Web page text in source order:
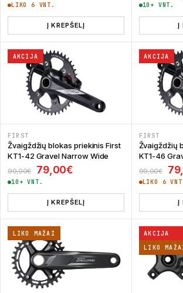
LIKO 6 VNT.
Į KREPŠELĮ
10+ VNT.
Į
AKCIJA
FIRST
Žvaigždžių blokas priekinis First
KT1-42 Gravel Narrow Wide
99,00€ Original price was: 99,00€.
79,00€Current price is:
10+ VNT.
Į KREPŠELĮ
AKCIJA
FIRST
Žvaigždžių
KT1-46
99,00€
LIKO 6
Į
LIKO MAŽAI
AKCIJA
LIKO